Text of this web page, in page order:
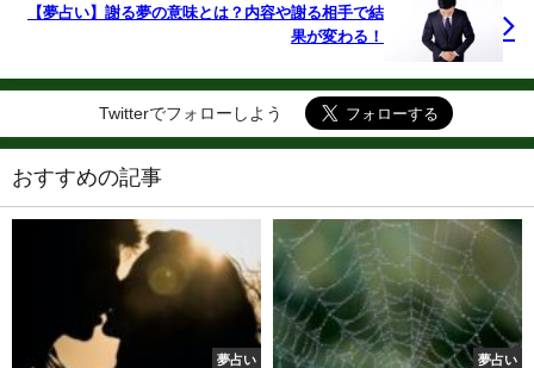
【夢占い】謝る夢の意味とは？内容や謝る相手で結
果が変わる！
Twitterでフォローしよう
おすすめの記事
夢占い 夢占い